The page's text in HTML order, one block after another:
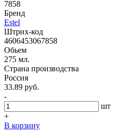
7858
Бренд
Estel
Штрих-код
4606453067858
Обьем
275 мл.
Страна производства
Россия
33.89 руб.
-
шт
+
В корзину